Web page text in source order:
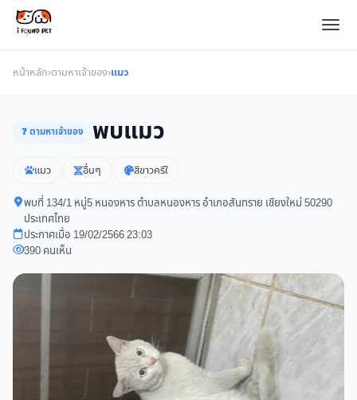
หน้าหลัก›ตามหาเจ้าของ›แมว
❓ ตามหาเจ้าของ พบแมว
แมว อื่นๆ สีขาวครีใ
พบที่ 134/1 หมู่5 หนองหาร ตำบลหนองหาร อำเภอสันทราย เชียงใหม่ 50290
ประเทศไทย
ประกาศเมื่อ 19/02/2566 23:03
390 คนเห็น